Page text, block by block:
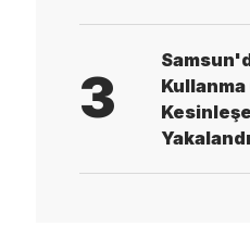
3
Kullanma